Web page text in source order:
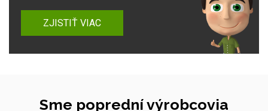
ZJISTIŤ VIAC
Sme poprední výrobcovia